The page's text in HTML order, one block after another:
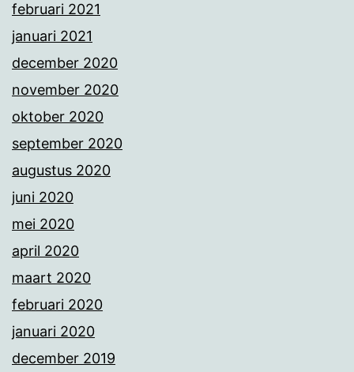
februari 2021
januari 2021
december 2020
november 2020
oktober 2020
september 2020
augustus 2020
juni 2020
mei 2020
april 2020
maart 2020
februari 2020
januari 2020
december 2019